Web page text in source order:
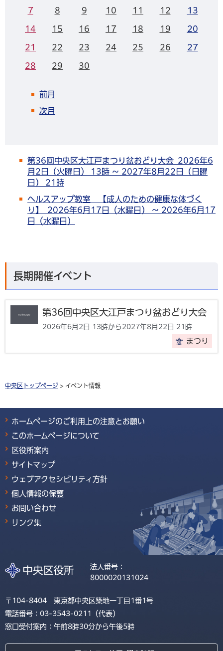
7 8 9 10 11 12 13
14 15 16 17 18 19 20
21 22 23 24 25 26 27
28 29 30
前月
次月
第36回中央区大江戸まつり盆おどり大会 2026年6
月2日（火曜日） 13時 ～ 2027年8月22日（日曜
日） 21時
ヘルスアップ教室 【成人のための健康な体づく
り】 2026年6月17日（水曜日） ～ 2026年6月17
日（水曜日）
長期開催イベント
第36回中央区大江戸まつり盆おどり大会
2026年6月2日 13時から2027年8月22日 21時
まつり
中央区トップページ > イベント情報
ホームページのご利用上の注意とお願い
このホームページについて
区役所案内
サイトマップ
ウェブアクセシビリティ方針
個人情報の保護
お問い合わせ
リンク集
法人番号：
8000020131024
〒104-8404 東京都中央区築地一丁目1番1号
電話番号：03-3543-0211（代表）
窓口受付案内：午前8時30分から午後5時